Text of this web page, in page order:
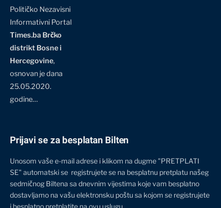
Političko Nezavisni
Informativni Portal
Times.ba Brčko
distrikt Bosne i
Hercegovine,
osnovan je dana
25.05.2020.
godine…
Prijavi se za besplatan Bilten
Unosom vaše e-mail adrese i klikom na dugme "PRETPLATI
SE" automatski se registrujete se na besplatnu pretplatu našeg
sedmičnog Biltena sa dnevnim vijestima koje vam besplatno
dostavljamo na vašu elektronsku poštu sa kojom se registrujete
i besplatno pretplatite na ovu uslugu.